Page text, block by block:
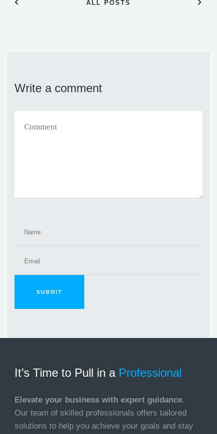
ALL POSTS
Write a comment
SUBMIT
It’s Time to Pull in a Professional
Elevate your business with expert guidance.
Our team of skilled professionals offers tailored
solutions to help you achieve your goals and stay